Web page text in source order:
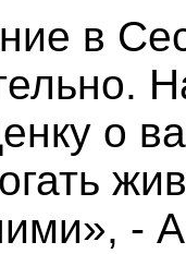
в
о
-